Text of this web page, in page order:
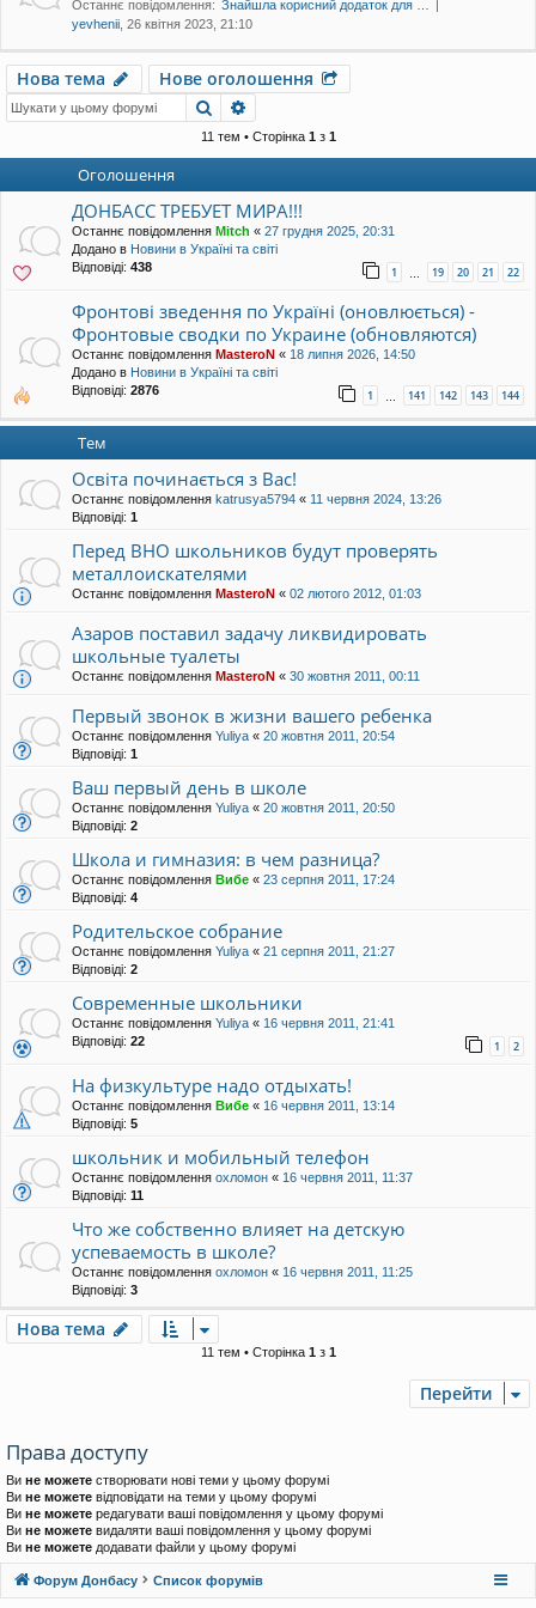
уп
Останнє повідомлення: Знайшла корисний додаток для …
yevhenii , 26 квітня 2023, 21:10
Нова тема
Нове оголошення
Пошук
11 тем • Сторінка 1з 1
Оголошення
ДОНБАСС ТРЕБУЕТ МИРА!!!
Останнє повідомлення Mitch « 27 грудня 2025, 20:31
Додано в Новини в Україні та світі
Відповіді: 438 1 19 20 21 22
Фронтові зведення по Україні (оновлюється) -
Фронтовые сводки по Украине (обновляются)
Останнє повідомлення MasteroN « 18 липня 2026, 14:50
Додано в Новини в Україні та світі
Відповіді: 2876 1 141 142 143 144
Тем
Освіта починається з Вас!
Останнє повідомлення katrusya5794 « 11 червня 2024, 13:26
Відповіді: 1
Перед ВНО школьников будут проверять
металлоискателями
Останнє повідомлення MasteroN « 02 лютого 2012, 01:03
Азаров поставил задачу ликвидировать
школьные туалеты
Останнє повідомлення MasteroN « 30 жовтня 2011, 00:11
Первый звонок в жизни вашего ребенка
Останнє повідомлення Yuliya « 20 жовтня 2011, 20:54
Відповіді: 1
Ваш первый день в школе
Останнє повідомлення Yuliya « 20 жовтня 2011, 20:50
Відповіді: 2
Школа и гимназия: в чем разница?
Останнє повідомлення Вибе « 23 серпня 2011, 17:24
Відповіді: 4
Родительское собрание
Останнє повідомлення Yuliya « 21 серпня 2011, 21:27
Відповіді: 2
Современные школьники
Останнє повідомлення Yuliya « 16 червня 2011, 21:41
Відповіді: 22 1 2
На физкультуре надо отдыхать!
Останнє повідомлення Вибе « 16 червня 2011, 13:14
Відповіді: 5
школьник и мобильный телефон
Останнє повідомлення охломон « 16 червня 2011, 11:37
Відповіді: 11
Что же собственно влияет на детскую
успеваемость в школе?
Останнє повідомлення охломон « 16 червня 2011, 11:25
Відповіді: 3
Нова тема
11 тем • Сторінка 1з 1
Перейти
Права доступу
Ви не можете створювати нові теми у цьому форумі
Ви не можете відповідати на теми у цьому форумі
Ви не можете редагувати ваші повідомлення у цьому форумі
Ви не можете видаляти ваші повідомлення у цьому форумі
Ви не можете додавати файли у цьому форумі
Форум Донбасу Список форумів